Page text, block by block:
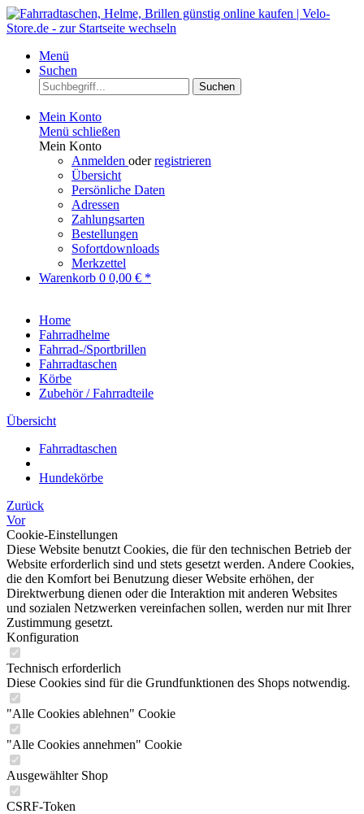
Menü
Suchen
Suchen
Mein Konto
Menü schließen
Mein Konto
Anmelden oderregistrieren
Übersicht
Persönliche Daten
Adressen
Zahlungsarten
Bestellungen
Sofortdownloads
Merkzettel
Warenkorb 0 0,00 € *
Home
Fahrradhelme
Fahrrad-/Sportbrillen
Fahrradtaschen
Körbe
Zubehör / Fahrradteile
Übersicht
Fahrradtaschen
Hundekörbe
Zurück
Vor
Cookie-Einstellungen
Diese Website benutzt Cookies, die für den technischen Betrieb der
Website erforderlich sind und stets gesetzt werden. Andere Cookies,
die den Komfort bei Benutzung dieser Website erhöhen, der
Direktwerbung dienen oder die Interaktion mit anderen Websites
und sozialen Netzwerken vereinfachen sollen, werden nur mit Ihrer
Zustimmung gesetzt.
Konfiguration
Technisch erforderlich
Diese Cookies sind für die Grundfunktionen des Shops notwendig.
"Alle Cookies ablehnen" Cookie
"Alle Cookies annehmen" Cookie
Ausgewählter Shop
CSRF-Token